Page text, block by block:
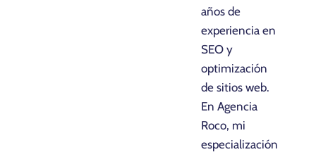
años de
experiencia en
SEO y
optimización
de sitios web.
En Agencia
Roco, mi
especialización